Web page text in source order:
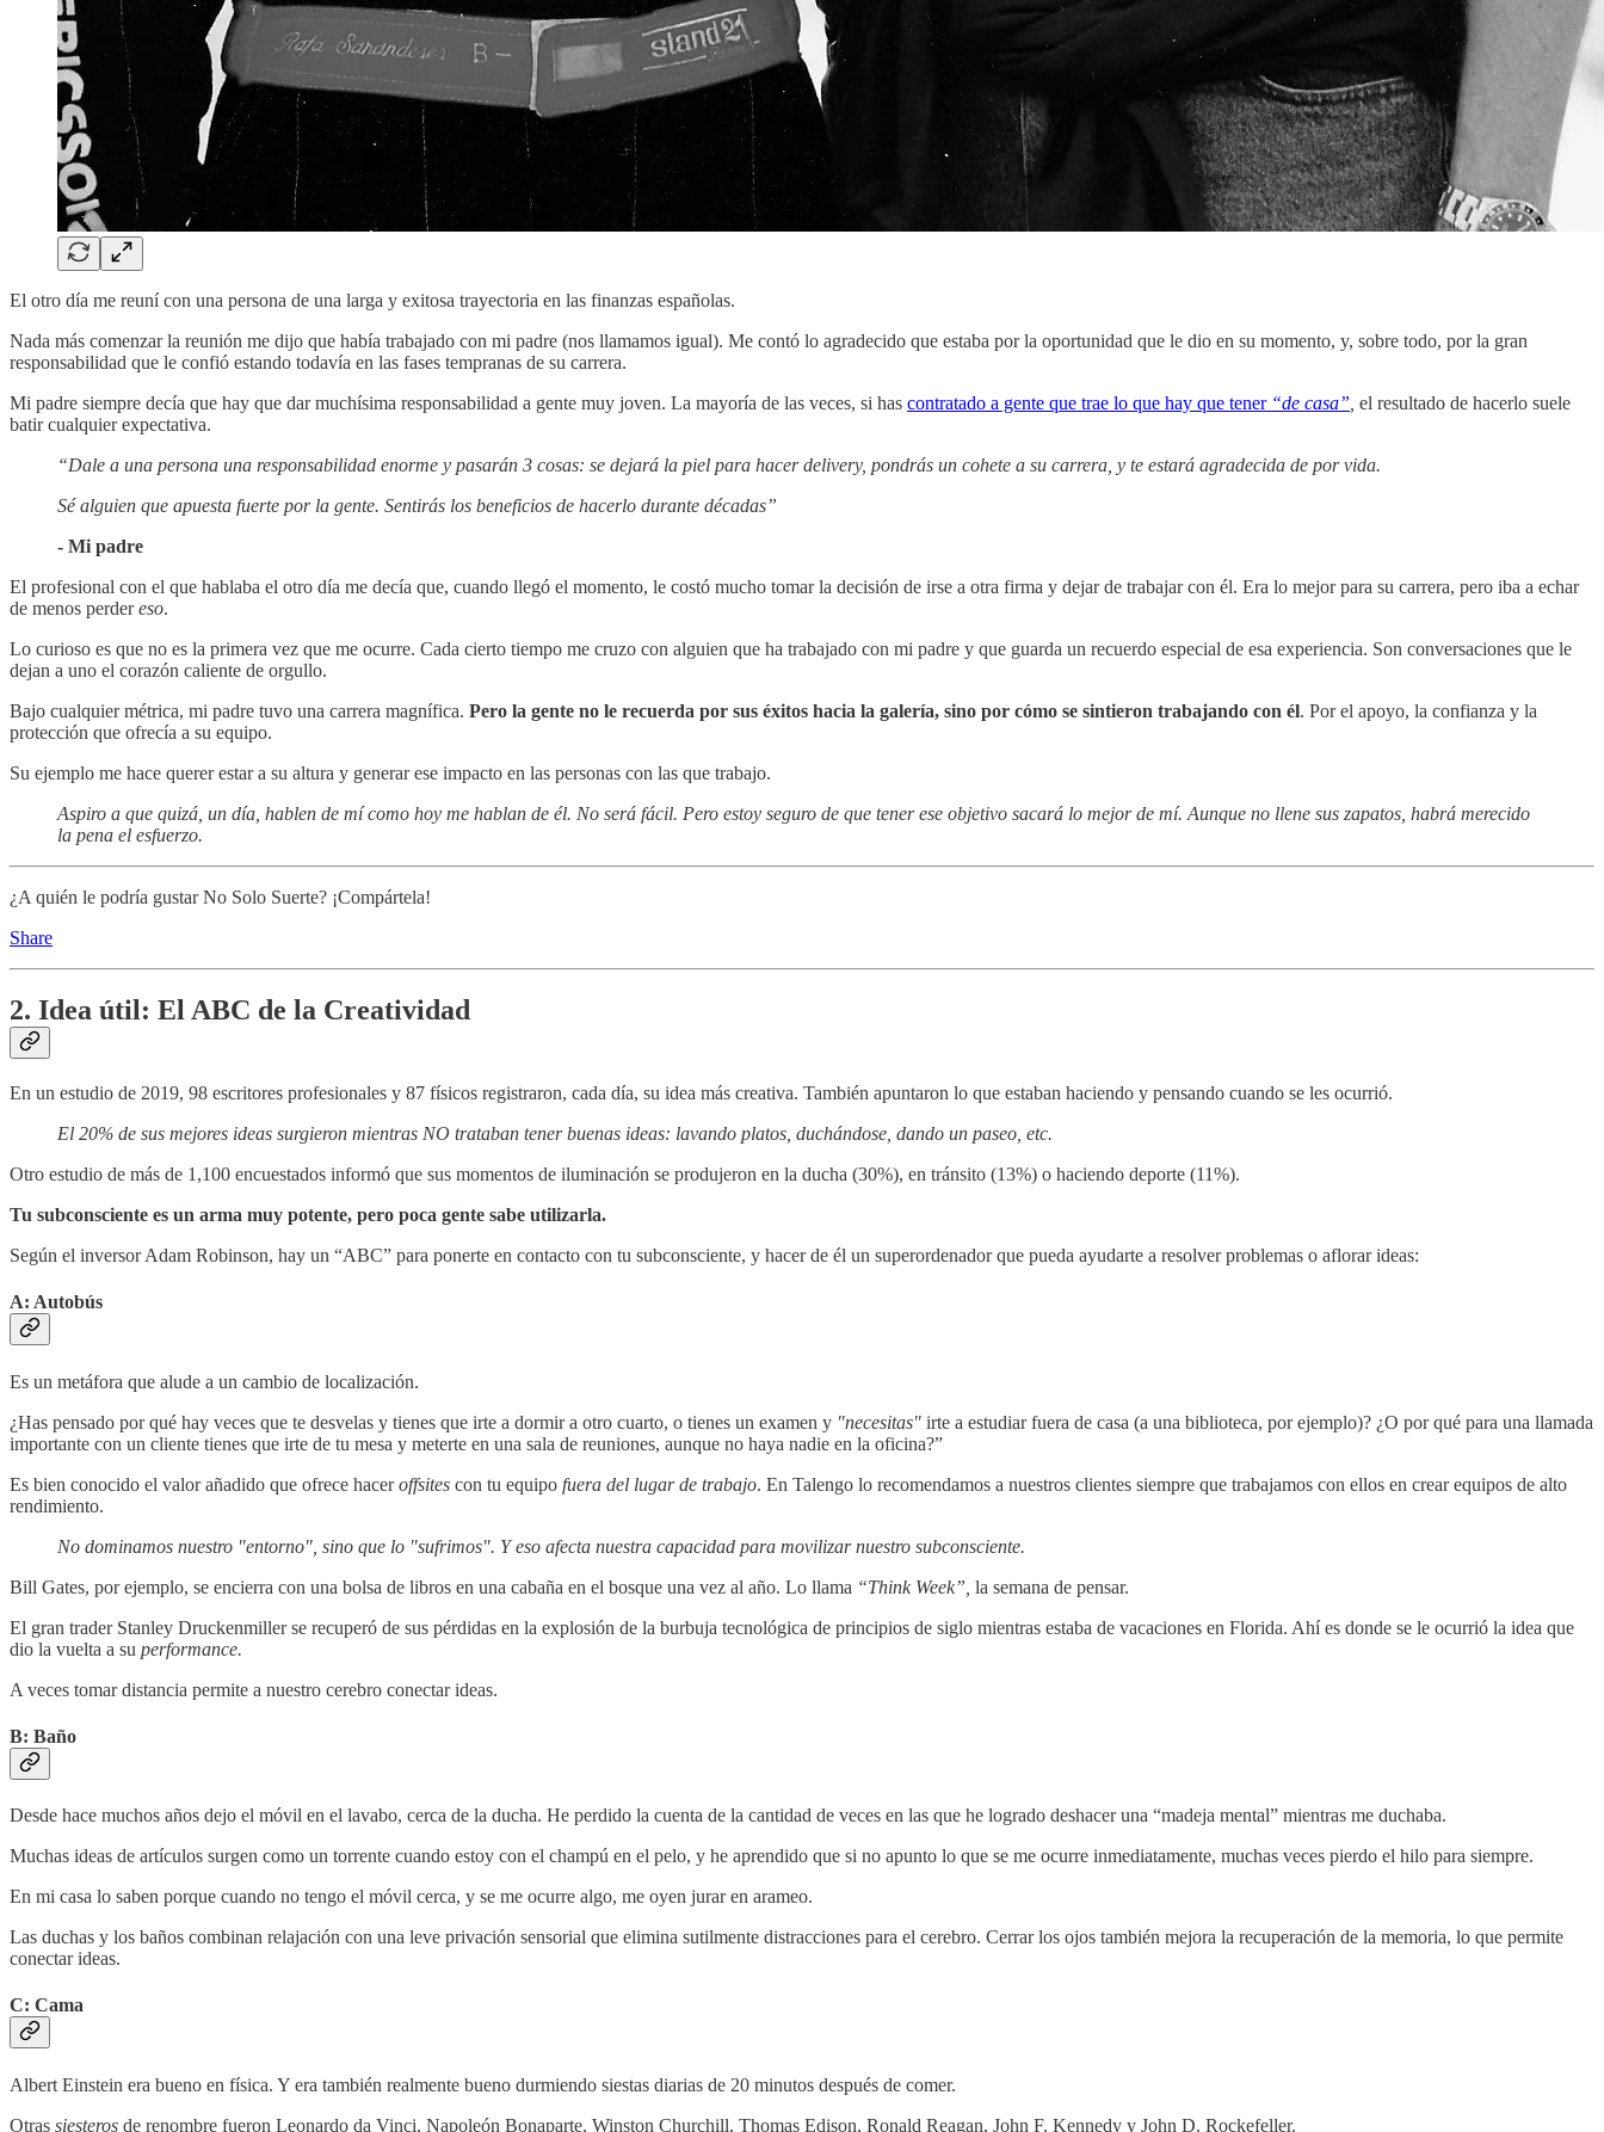
El otro día me reuní con una persona de una larga y exitosa trayectoria en las finanzas españolas.
Nada más comenzar la reunión me dijo que había trabajado con mi padre (nos llamamos igual). Me contó lo agradecido que estaba por la oportunidad que le dio en su momento, y, sobre todo, por la gran
responsabilidad que le confió estando todavía en las fases tempranas de su carrera.
Mi padre siempre decía que hay que dar muchísima responsabilidad a gente muy joven. La mayoría de las veces, si has contratado a gente que trae lo que hay que tener “de casa” el resultado de hacerlo suele
batir cualquier expectativa.
“Dale a una persona una responsabilidad enorme y pasarán 3 cosas: se dejará la piel para hacer delivery, pondrás un cohete a su carrera, y te estará agradecida de por vida.
Sé alguien que apuesta fuerte por la gente. Sentirás los beneficios de hacerlo durante décadas”
- Mi padre
El profesional con el que hablaba el otro día me decía que, cuando llegó el momento, le costó mucho tomar la decisión de irse a otra firma y dejar de trabajar con él. Era lo mejor para su carrera, pero iba a echar
de menos perdereso.
Lo curioso es que no es la primera vez que me ocurre. Cada cierto tiempo me cruzo con alguien que ha trabajado con mi padre y que guarda un recuerdo especial de esa experiencia. Son conversaciones que le
dejan a uno el corazón caliente de orgullo.
Bajo cualquier métrica, mi padre tuvo una carrera magnífica. Pero la gente no le recuerda por sus éxitos hacia la galería, sino por cómo se sintieron trabajando con él. Por el apoyo, la confianza y la
protección que ofrecía a su equipo.
Su ejemplo me hace querer estar a su altura y generar ese impacto en las personas con las que trabajo.
Aspiro a que quizá, un día, hablen de mí como hoy me hablan de él. No será fácil. Pero estoy seguro de que tener ese objetivo sacará lo mejor de mí. Aunque no llene sus zapatos, habrá merecido
la pena el esfuerzo.
¿A quién le podría gustar No Solo Suerte? ¡Compártela!
Share
2. Idea útil: El ABC de la Creatividad
En un estudio de 2019, 98 escritores profesionales y 87 físicos registraron, cada día, su idea más creativa. También apuntaron lo que estaban haciendo y pensando cuando se les ocurrió.
El 20% de sus mejores ideas surgieron mientras NO trataban tener buenas ideas: lavando platos, duchándose, dando un paseo, etc.
Otro estudio de más de 1,100 encuestados informó que sus momentos de iluminación se produjeron en la ducha (30%), en tránsito (13%) o haciendo deporte (11%).
Tu subconsciente es un arma muy potente, pero poca gente sabe utilizarla.
Según el inversor Adam Robinson, hay un “ABC” para ponerte en contacto con tu subconsciente, y hacer de él un superordenador que pueda ayudarte a resolver problemas o aflorar ideas:
A: Autobús
Es un metáfora que alude a un cambio de localización.
¿Has pensado por qué hay veces que te desvelas y tienes que irte a dormir a otro cuarto, o tienes un examen y "necesitas" irte a estudiar fuera de casa (a una biblioteca, por ejemplo)? ¿O por qué para una llamada
importante con un cliente tienes que irte de tu mesa y meterte en una sala de reuniones, aunque no haya nadie en la oficina?”
Es bien conocido el valor añadido que ofrece haceroffsites con tu equipo fuera del lugar de trabajo. En Talengo lo recomendamos a nuestros clientes siempre que trabajamos con ellos en crear equipos de alto
rendimiento.
No dominamos nuestro "entorno", sino que lo "sufrimos". Y eso afecta nuestra capacidad para movilizar nuestro subconsciente.
Bill Gates, por ejemplo, se encierra con una bolsa de libros en una cabaña en el bosque una vez al año. Lo llama “Think Week”, la semana de pensar.
El gran trader Stanley Druckenmiller se recuperó de sus pérdidas en la explosión de la burbuja tecnológica de principios de siglo mientras estaba de vacaciones en Florida. Ahí es donde se le ocurrió la idea que
dio la vuelta a su performance.
A veces tomar distancia permite a nuestro cerebro conectar ideas.
B: Baño
Desde hace muchos años dejo el móvil en el lavabo, cerca de la ducha. He perdido la cuenta de la cantidad de veces en las que he logrado deshacer una “madeja mental” mientras me duchaba.
Muchas ideas de artículos surgen como un torrente cuando estoy con el champú en el pelo, y he aprendido que si no apunto lo que se me ocurre inmediatamente, muchas veces pierdo el hilo para siempre.
En mi casa lo saben porque cuando no tengo el móvil cerca, y se me ocurre algo, me oyen jurar en arameo.
Las duchas y los baños combinan relajación con una leve privación sensorial que elimina sutilmente distracciones para el cerebro. Cerrar los ojos también mejora la recuperación de la memoria, lo que permite
conectar ideas.
C: Cama
Albert Einstein era bueno en física. Y era también realmente bueno durmiendo siestas diarias de 20 minutos después de comer.
Otras siesteros de renombre fueron Leonardo da Vinci, Napoleón Bonaparte, Winston Churchill, Thomas Edison, Ronald Reagan, John F. Kennedy y John D. Rockefeller.